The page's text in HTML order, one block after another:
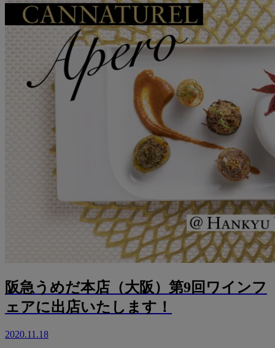
阪急うめだ本店（大阪）第9回ワインフ
ェアに出店いたします！
2020.11.18